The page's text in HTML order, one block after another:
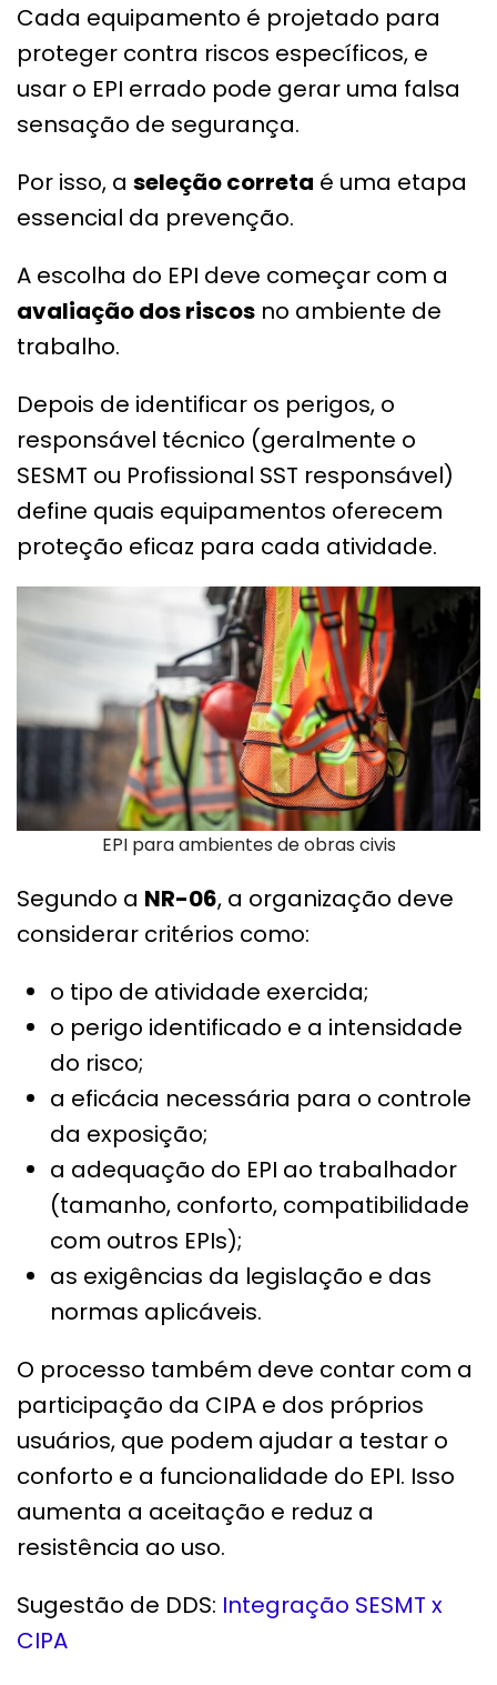
Cada equipamento é projetado para
proteger contra riscos específicos, e
usar o EPI errado pode gerar uma falsa
sensação de segurança.
Por isso, a seleção correta é uma etapa
essencial da prevenção.
A escolha do EPI deve começar com a
avaliação dos riscos no ambiente de
trabalho.
Depois de identificar os perigos, o
responsável técnico (geralmente o
SESMT ou Profissional SST responsável)
define quais equipamentos oferecem
proteção eficaz para cada atividade.
EPI para ambientes de obras civis
Segundo a NR-06, a organização deve
considerar critérios como:
o tipo de atividade exercida;
o perigo identificado e a intensidade
do risco;
a eficácia necessária para o controle
da exposição;
a adequação do EPI ao trabalhador
(tamanho, conforto, compatibilidade
com outros EPIs);
as exigências da legislação e das
normas aplicáveis.
O processo também deve contar com a
participação da CIPA e dos próprios
usuários, que podem ajudar a testar o
conforto e a funcionalidade do EPI. Isso
aumenta a aceitação e reduz a
resistência ao uso.
Sugestão de DDS: Integração SESMT x
CIPA